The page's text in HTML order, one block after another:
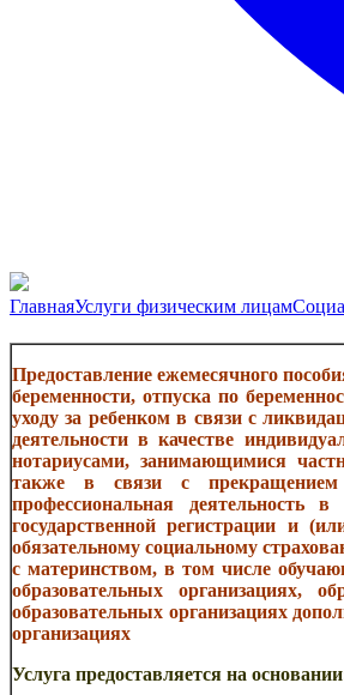
ГлавнаяУслуги физическим лицам
Предоставление ежемесячного
беременности, отпуска по
уходу за ребенком в связи с
деятельности в качестве
нотариусами, занимающимися
также в связи с прекращением
профессиональная деятельность
государственной регистрации и
обязательному социальному
с материнством, в том числе
образовательных организациях,
образовательных организациях
организациях
Услуга предоставляется на